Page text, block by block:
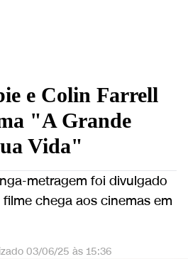
e Colin Farrell
"A Grande
Vida"
metragem foi divulgado
chega aos cinemas em
03/06/25 às 15:36